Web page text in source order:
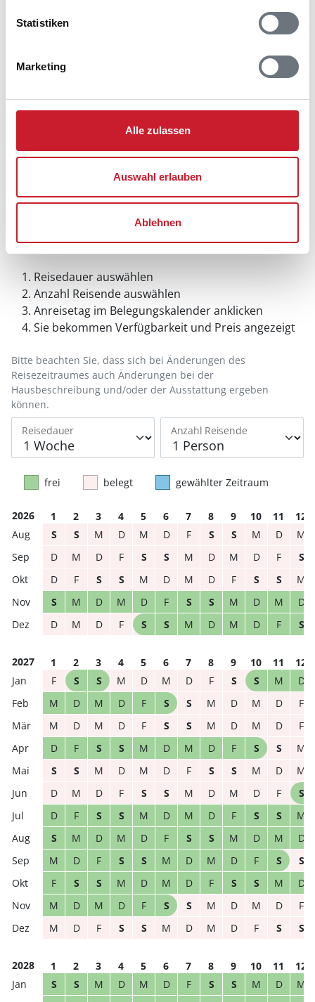
Statistiken
Marketing
Alle zulassen
Auswahl erlauben
Ablehnen
Belegungskalender
Reisedauer auswählen
Anzahl Reisende auswählen
Anreisetag im Belegungskalender anklicken
Sie bekommen Verfügbarkeit und Preis angezeigt
Reisedauer Anzahl Reisende
Bitte beachten Sie, dass sich bei Änderungen des
Reisezeitraumes auch Änderungen bei der
Hausbeschreibung und/oder der Ausstattung ergeben
können.
frei belegt gewählter Zeitraum
2026 1 2 3 4 5 6 7 8 9 10 11
12
S
S M D M D F S S M D
M
D
M D F S S M D M D F
S
D
F S S M D M D F S S
M
S
M D M D F S S M D M
D
D
M D F S S M D M D F S
2027 1 2 3 4 5 6 7 8 9 10 11
12
F
S S M D M D F S S M
D
M
D M D F S S M D M D
F
M
D M D F S S M D M D
F
D
F S S M D M D F S S
M
S
S M D M D F S S M D
M
D
M D F S S M D M D F
S
D
F S S M D M D F S S
M
S
M D M D F S S M D M
D
M
D F S S M D M D F S
S
F
S S M D M D F S S M
D
M
D M D F S S M D M D
F
M
D F S S M D M D F S S
2028 1 2 3 4 5 6 7 8 9 10 11
12
S
S M D M D F S S M D
M